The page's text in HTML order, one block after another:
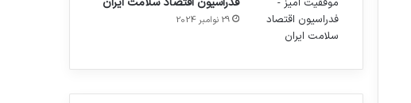
29 نوامبر 2024